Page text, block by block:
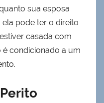
sua esposa
ela pode ter o direito
casada com
é condicionado a um